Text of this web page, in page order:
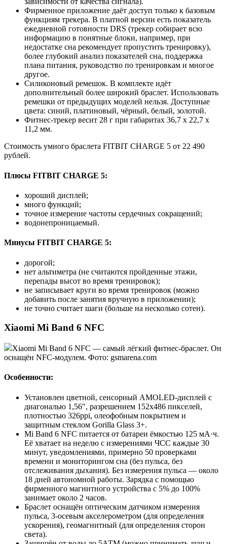
Фирменное приложение даёт доступ только к базовым
функциям трекера. В платной версии есть показатель
ежедневной готовности DRS (трекер собирает всю
информацию в понятные блоки, например, при
недостатке сна рекомендует пропустить тренировку),
более глубокий анализ показателей сна, поддержка
плана питания, руководство по тренировкам и многое
другое.
Силиконовый ремешок. В комплекте идёт
дополнительный более широкий браслет. Использовать
ремешки от предыдущих моделей нельзя. Доступные
цвета: синий, платиновый, чёрный, белый, золотой.
Фитнес-трекер весит 28 г при габаритах 36,7 х 22,7 х
11,2 мм.
Стоимость умного браслета FITBIT CHARGE 5 от 22 490
рублей.
Плюсы FITBIT CHARGE 5:
хороший дисплей;
много функций;
точное измерение частоты сердечных сокращений;
водонепроницаемый.
Минусы FITBIT CHARGE 5:
дорогой;
нет альтиметра (не считаются пройденные этажи,
перепады высот во время тренировок);
не записывает круги во время тренировок (можно
добавить после занятия вручную в приложении);
не точно считает шаги (больше на несколько сотен).
Xiaomi Mi Band 6 NFC
Xiaomi Mi Band 6 NFC — самый лёгкий фитнес-браслет. Он
оснащён NFC-модулем. Фото: gsmarena.com
Особенности:
Установлен цветной, сенсорный AMOLED-дисплей с
диагональю 1,56", разрешением 152x486 пикселей,
плотностью 326ppi, олеофобным покрытием и
защитным стеклом Gorilla Glass 3+.
Mi Band 6 NFC питается от батареи ёмкостью 125 мА·ч.
Её хватает на неделю с измерениями ЧСС каждые 30
минут, уведомлениями, примерно 50 проверками
времени и мониторингом сна (без пульса, без
отслеживания дыхания). Без измерения пульса — около
18 дней автономной работы. Зарядка с помощью
фирменного магнитного устройства с 5% до 100%
занимает около 2 часов.
Браслет оснащён оптическим датчиком измерения
пульса, 3-осевым акселерометром (для определения
ускорения), геомагнитный (для определения сторон
света).